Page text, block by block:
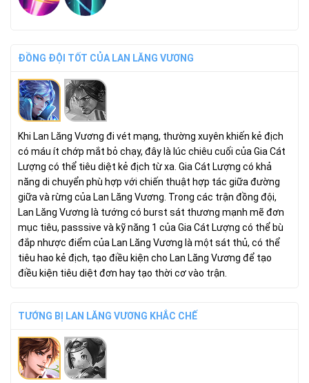
ĐỒNG ĐỘI TỐT CỦA LAN LĂNG VƯƠNG
Khi Lan Lăng Vương đi vét mạng, thường xuyên khiến kẻ địch
có máu ít chớp mắt bỏ chạy, đây là lúc chiêu cuối của Gia Cát
Lượng có thể tiêu diệt kẻ địch từ xa. Gia Cát Lượng có khả
năng di chuyển phù hợp với chiến thuật hợp tác giữa đường
giữa và rừng của Lan Lăng Vương. Trong các trận đồng đội,
Lan Lăng Vương là tướng có burst sát thương mạnh mẽ đơn
mục tiêu, passsive và kỹ năng 1 của Gia Cát Lượng có thể bù
đắp nhược điểm của Lan Lăng Vương là một sát thủ, có thể
tiêu hao kẻ địch, tạo điều kiện cho Lan Lăng Vương để tạo
điều kiện tiêu diệt đơn hay tạo thời cơ vào trận.
TƯỚNG BỊ LAN LĂNG VƯƠNG KHẮC CHẾ